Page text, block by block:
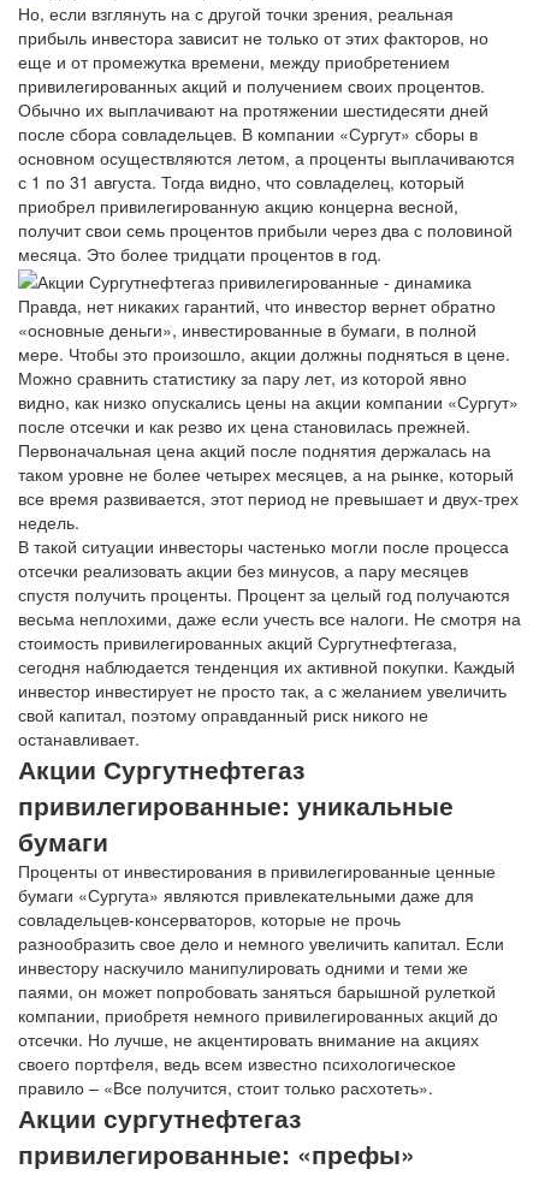
Но, если взглянуть на с другой точки зрения, реальная
прибыль инвестора зависит не только от этих факторов, но
еще и от промежутка времени, между приобретением
привилегированных акций и получением своих процентов.
Обычно их выплачивают на протяжении шестидесяти дней
после сбора совладельцев. В компании «Сургут» сборы в
основном осуществляются летом, а проценты выплачиваются
с 1 по 31 августа. Тогда видно, что совладелец, который
приобрел привилегированную акцию концерна весной,
получит свои семь процентов прибыли через два с половиной
месяца. Это более тридцати процентов в год.
Правда, нет никаких гарантий, что инвестор вернет обратно
«основные деньги», инвестированные в бумаги, в полной
мере. Чтобы это произошло, акции должны подняться в цене.
Можно сравнить статистику за пару лет, из которой явно
видно, как низко опускались цены на акции компании «Сургут»
после отсечки и как резво их цена становилась прежней.
Первоначальная цена акций после поднятия держалась на
таком уровне не более четырех месяцев, а на рынке, который
все время развивается, этот период не превышает и двух-трех
недель.
В такой ситуации инвесторы частенько могли после процесса
отсечки реализовать акции без минусов, а пару месяцев
спустя получить проценты. Процент за целый год получаются
весьма неплохими, даже если учесть все налоги. Не смотря на
стоимость привилегированных акций Сургутнефтегаза,
сегодня наблюдается тенденция их активной покупки. Каждый
инвестор инвестирует не просто так, а с желанием увеличить
свой капитал, поэтому оправданный риск никого не
останавливает.
Акции Сургутнефтегаз
привилегированные: уникальные
бумаги
Проценты от инвестирования в привилегированные ценные
бумаги «Сургута» являются привлекательными даже для
совладельцев-консерваторов, которые не прочь
разнообразить свое дело и немного увеличить капитал. Если
инвестору наскучило манипулировать одними и теми же
паями, он может попробовать заняться барышной рулеткой
компании, приобретя немного привилегированных акций до
отсечки. Но лучше, не акцентировать внимание на акциях
своего портфеля, ведь всем известно психологическое
правило – «Все получится, стоит только расхотеть».
Акции сургутнефтегаз
привилегированные: «префы»